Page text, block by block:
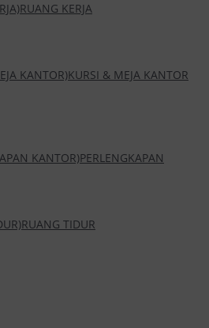
RUANG KERJA
KANTOR)KURSI & MEJA KANTOR
KANTOR)PERLENGKAPAN
RUANG TIDUR